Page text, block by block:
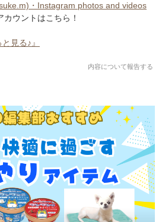
・Instagram photos and videos
ウントはこちら！
と見る♪』
内容について報告する